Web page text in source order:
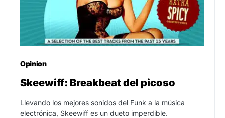
Opinion
Skeewiff: Breakbeat del picoso
Llevando los mejores sonidos del Funk a la música
electrónica, Skeewiff es un dueto imperdible.